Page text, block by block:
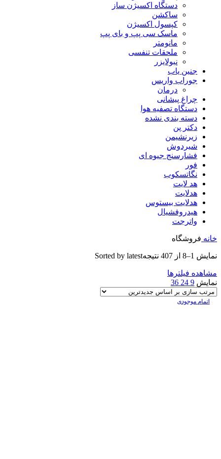
دستگاه اکسیژن ساز
ساکشن
کپسول اکسیژن
ماسک سی پپ و بای پپ
مانومتر
ملحقات تنفسی
نبولایزر
جنین یاب
جوراب واریس
درمان
چراغ پیشانی
دستگاه تصفیه هوا
دسته بندی نشده
دکتر پن
زیرنشیمن
شیردوش
فشارسنج جیوه ای
فور
نگاتسکوب
هد لایت
هدلایت
هدلایت بیستوس
هیدروفشیال
واترجت
خانه فروشگاه
نمایش 1–8 از 407 نتیجه Sorted by latest
مشاهده فیلترها
نمایش 9
24
36
اتمام موجودی